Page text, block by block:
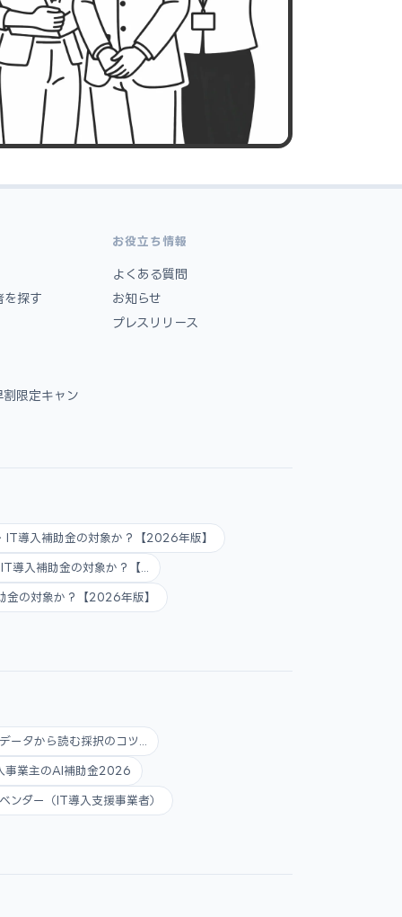
を探す
割限定キャン
お役立ち情報
よくある質問
お知らせ
プレスリリース
導入補助金の対象か？【2026年版】
入補助金の対象か？【...
の対象か？【2026年版】
ータから読む採択のコツ...
事業主のAI補助金2026
ンダー（IT導入支援事業者）